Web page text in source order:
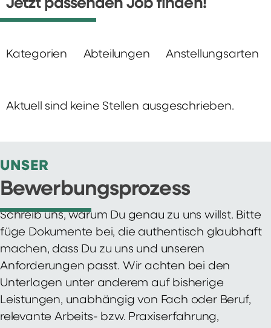
Jetzt passenden Job finden!
Kategorien Abteilungen Anstellungsarten
Aktuell sind keine Stellen ausgeschrieben.
UNSER
Bewerbungsprozess
Schreib uns, warum Du genau zu uns willst. Bitte
füge Dokumente bei, die authentisch glaubhaft
machen, dass Du zu uns und unseren
Anforderungen passt. Wir achten bei den
Unterlagen unter anderem auf bisherige
Leistungen, unabhängig von Fach oder Beruf,
relevante Arbeits- bzw. Praxiserfahrung,